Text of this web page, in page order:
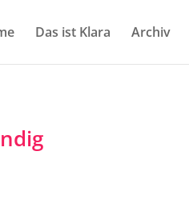
Das ist Klara Archiv